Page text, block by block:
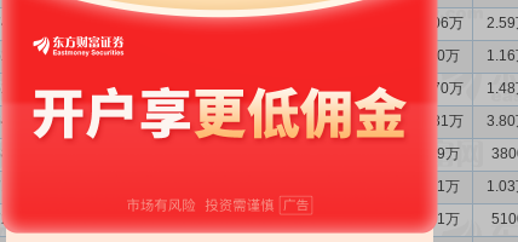
万 2790万 1613万 1177万 10.06万 2.59
万 0.25% 8.40万 1.16
万 0.26% 635.1万 854.3万 -219.2万 255.4万 12.70万 1.48
万 0.27% 515.9万 881.9万 -366.0万 248.0万 12.31万 3.80
万 8.69万
万 9.21万 1.03
万 784.4万 8.71万